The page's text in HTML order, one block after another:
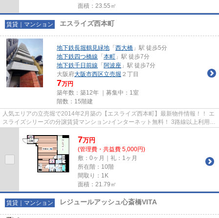
面積：23.55㎡
賃貸｜マンション エスライズ西本町
地下鉄長堀鶴見緑地 「 西大橋 」駅 徒歩5分
地下鉄四つ橋線 「 本町 」駅 徒歩7分
地下鉄千日前線 「 阿波座 」駅 徒歩7分
大阪府大阪市西区立売堀 ２丁目
7万円
築年数：築12年 ｜募集中： 1室
階数：15階建
人気エリアの立売堀で2014年2月築の【エスライズ西本町】最新物件情報！！ エ
スライズシリーズの分譲賃貸マンション♪インターネット無料！ 3路線以上利用可
7万円
(管理費・共益費 5,000円)
敷：0ヶ月｜礼：1ヶ月
所在階：10階
間取り：1K
面積：21.79㎡
賃貸｜マンション レジュールアッシュ心斎橋VITA